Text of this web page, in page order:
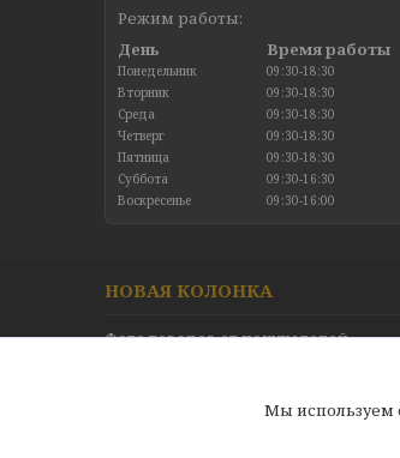
Режим работы:
День
Время работы
Понедельник
09:30-18:30
Вторник
09:30-18:30
Среда
09:30-18:30
Четверг
09:30-18:30
Пятница
09:30-18:30
Суббота
09:30-16:30
Воскресенье
09:30-16:00
НОВАЯ КОЛОНКА
Фото товаров от покупателей
Мы используем